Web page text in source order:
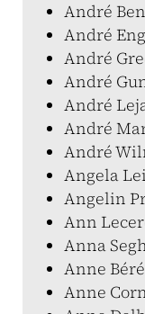
André
André
André
André
André
André
André
Angela
Angelin
Ann
Anna
Anne
Anne